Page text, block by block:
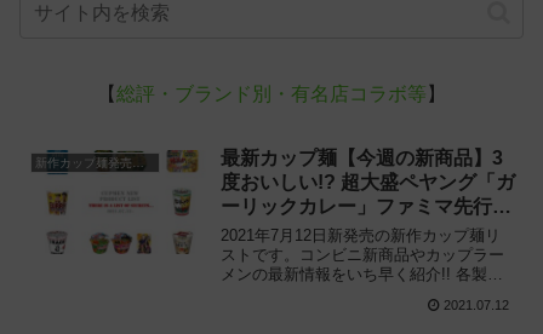
【総評・ブランド別・有名店コラボ等 】
新作カップ麺発売予定
最新カップ麺【今週の新商品】3
度おいしい!? 超大盛ペヤング「ガ
ーリックカレー」ファミマ先行発
売!!
2021年7月12日新発売の新作カップ麺リ
ストです。コンビニ新商品やカップラー
メンの最新情報をいち早く紹介!! 各製品
開の新作情報もありますので、カップ麺
2021.07.12